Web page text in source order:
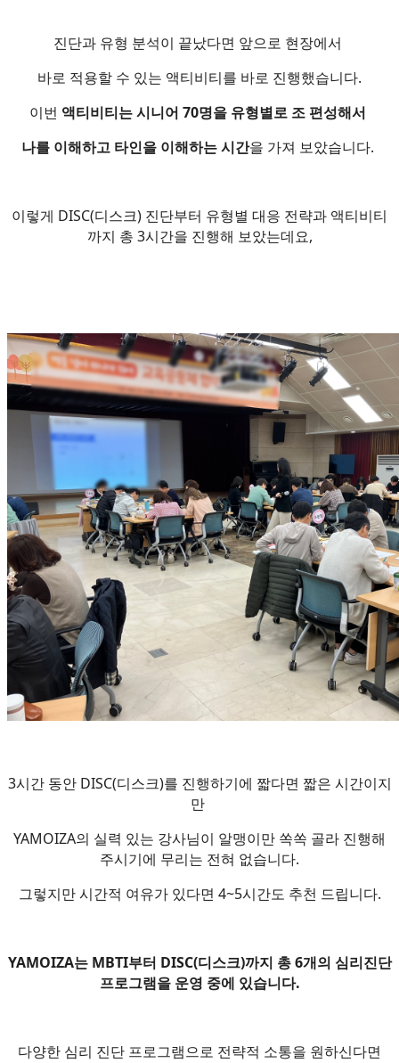
진단과 유형 분석이 끝났다면 앞으로 현장에서
바로 적용할 수 있는 액티비티를 바로 진행했습니다.
이번 액티비티는 시니어 70명을 유형별로 조 편성해서
나를 이해하고 타인을 이해하는 시간을 가져 보았습니다.
이렇게 DISC(디스크) 진단부터 유형별 대응 전략과 액티비티
까지 총 3시간을 진행해 보았는데요,
3시간 동안 DISC(디스크)를 진행하기에 짧다면 짧은 시간이지
만
YAMOIZA의 실력 있는 강사님이 알맹이만 쏙쏙 골라 진행해
주시기에 무리는 전혀 없습니다.
그렇지만 시간적 여유가 있다면 4~5시간도 추천 드립니다.
YAMOIZA는 MBTI부터 DISC(디스크)까지 총 6개의 심리진단
프로그램을 운영 중에 있습니다.
다양한 심리 진단 프로그램으로 전략적 소통을 원하신다면